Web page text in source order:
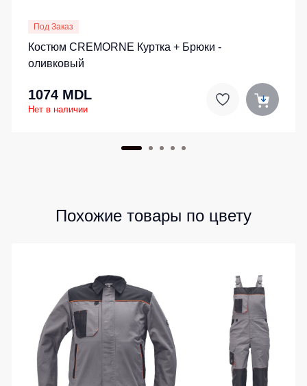
Под Заказ
Костюм CREMORNE Куртка + Брюки -
оливковый
1074 MDL
Нет в наличии
Похожие товары по цвету